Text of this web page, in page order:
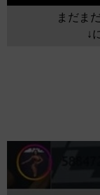
まだま
↓